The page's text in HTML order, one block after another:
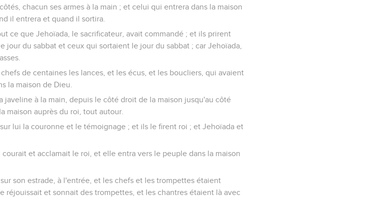
chacun ses armes à la main ; et celui qui entrera dans la maison
il entrera et quand il sortira.
ce que Jehoïada, le sacrificateur, avait commandé ; et ils prirent
jour du sabbat et ceux qui sortaient le jour du sabbat ; car Jehoïada,
de centaines les lances, et les écus, et les boucliers, qui avaient
la maison de Dieu.
javeline à la main, depuis le côté droit de la maison jusqu'au côté
maison auprès du roi, tout autour.
lui la couronne et le témoignage ; et ils le firent roi ; et Jehoïada et
et acclamait le roi, et elle entra vers le peuple dans la maison
son estrade, à l'entrée, et les chefs et les trompettes étaient
réjouissait et sonnait des trompettes, et les chantres étaient là avec